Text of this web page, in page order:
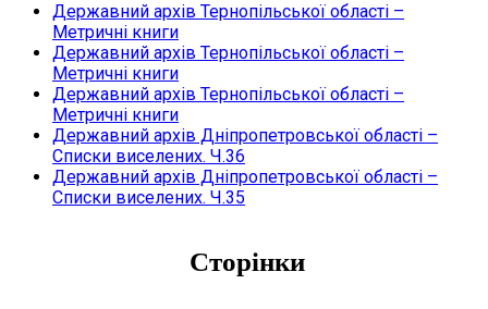
Державний архів Тернопільської області –
Метричні книги
Державний архів Тернопільської області –
Метричні книги
Державний архів Тернопільської області –
Метричні книги
Державний архів Дніпропетровської області –
Списки виселених. Ч.36
Державний архів Дніпропетровської області –
Списки виселених. Ч.35
Сторінки